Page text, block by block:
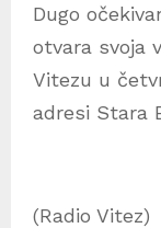
Dugo
otvara svoja
Vitezu u
adresi Stara
(Radio Vitez)